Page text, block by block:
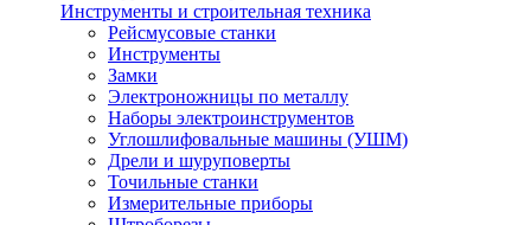
Инструменты и строительная техника
Рейсмусовые станки
Инструменты
Замки
Электроножницы по металлу
Наборы электроинструментов
Углошлифовальные машины (УШМ)
Дрели и шуруповерты
Точильные станки
Измерительные приборы